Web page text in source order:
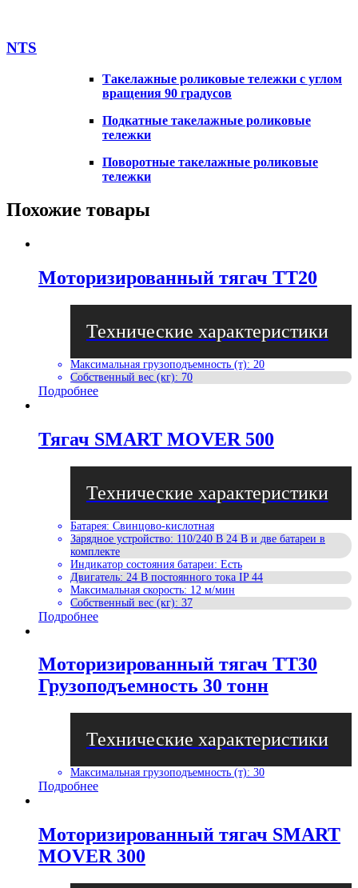
NTS
Такелажные роликовые тележки с углом
вращения 90 градусов
Подкатные такелажные роликовые
тележки
Поворотные такелажные роликовые
тележки
Похожие товары
Моторизированный тягач TT20
Максимальная грузоподъемность (т): 20
Собственный вес (кг): 70
Подробнее
Тягач SMART MOVER 500
Батарея: Свинцово-кислотная
Зарядное устройство: 110/240 В 24 В и две батареи в
комплекте
Индикатор состояния батареи: Есть
Двигатель: 24 В постоянного тока IP 44
Максимальная скорость: 12 м/мин
Собственный вес (кг): 37
Подробнее
Моторизированный тягач TT30
Грузоподъемность 30 тонн
Максимальная грузоподъемность (т): 30
Подробнее
Моторизированный тягач SMART
MOVER 300